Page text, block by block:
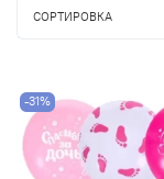
СОРТИРОВКА
-31%